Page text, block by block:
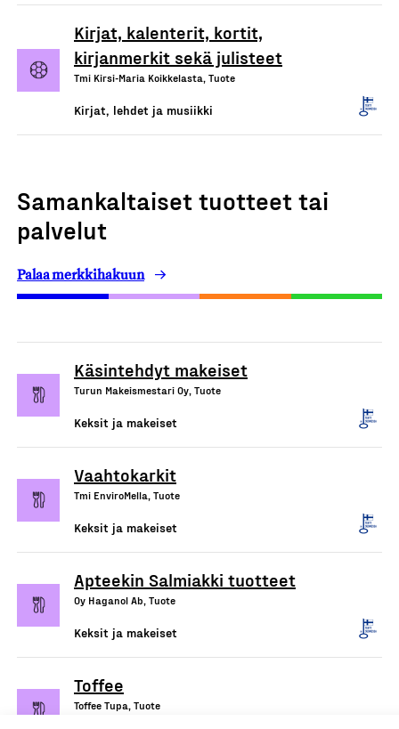
Kirjat, kalenterit, kortit,
kirjanmerkit sekä julisteet
Tmi Kirsi-Maria Koikkelasta, Tuote
Kirjat, lehdet ja musiikki
Samankaltaiset tuotteet tai
palvelut
Palaa merkkihakuun
Käsintehdyt makeiset
Turun Makeismestari Oy, Tuote
Keksit ja makeiset
Vaahtokarkit
Tmi EnviroMella, Tuote
Keksit ja makeiset
Apteekin Salmiakki tuotteet
Oy Haganol Ab, Tuote
Keksit ja makeiset
Toffee
Toffee Tupa, Tuote